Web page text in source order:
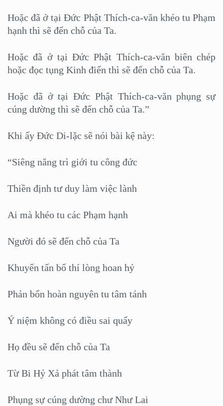
Hoặc đã ở tại Đức Phật Thích-ca-văn khéo tu Phạm
hạnh thì sẽ đến chỗ của Ta.
Hoặc đã ở tại Đức Phật Thích-ca-văn biên chép
hoặc đọc tụng Kinh điển thì sẽ đến chỗ của Ta.
Hoặc đã ở tại Đức Phật Thích-ca-văn phụng sự
cúng dường thì sẽ đến chỗ của Ta.”
Khi ấy Đức Di-lặc sẽ nói bài kệ này:
“Siêng năng trì giới tu công đức
Thiền định tư duy làm việc lành
Ai mà khéo tu các Phạm hạnh
Người đó sẽ đến chỗ của Ta
Khuyến tấn bố thí lòng hoan hỷ
Phản bổn hoàn nguyên tu tâm tánh
Ý niệm không có điều sai quấy
Họ đều sẽ đến chỗ của Ta
Từ Bi Hỷ Xả phát tâm thành
Phụng sự cúng dường chư Như Lai